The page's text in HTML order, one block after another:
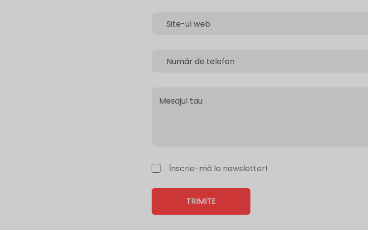
Înscrie-mă la newsletter!
TRIMITE